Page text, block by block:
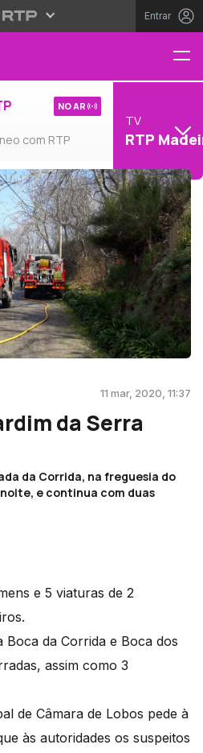
Entrar
com RTP
NO AR
TV
RTP
11 mar, 2020, 11:37
da Serra
da Corrida, na freguesia do
e continua com duas
e 5 viaturas de 2
Boca da Corrida e Boca dos
assim como 3
de Câmara de Lobos pede à
às autoridades os suspeitos